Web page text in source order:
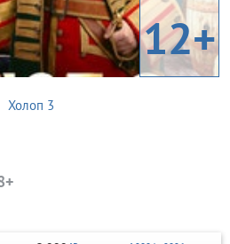
12+
Холоп 3